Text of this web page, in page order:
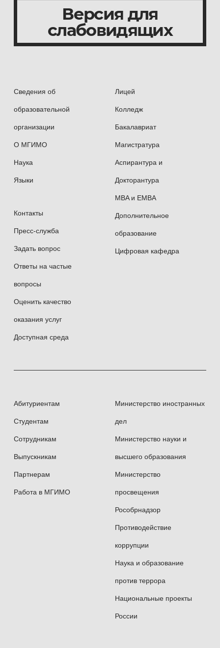
Сведения об
образовательной
организации
О МГИМО
Наука
Языки
Контакты
Пресс-служба
Задать вопрос
Ответы на частые
вопросы
Оценить качество
оказания услуг
Доступная среда
Лицей
Колледж
Бакалавриат
Магистратура
Аспирантура и
Докторантура
MBA и EMBA
Дополнительное
образование
Цифровая кафедра
Абитуриентам
Студентам
Сотрудникам
Выпускникам
Партнерам
Работа в МГИМО
Министерство иностранных
дел
Министерство науки и
высшего образования
Министерство
просвещения
Рособрнадзор
Противодействие
коррупции
Наука и образование
против террора
Национальные проекты
России
Версия для
слабовидящих